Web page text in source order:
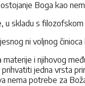
Boga kao
skladu s
ni voljnog
i njihovog
jedna vrsta
nema potrebe za